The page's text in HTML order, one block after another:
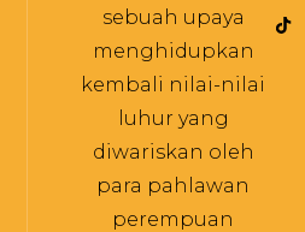
sebuah upaya
menghidupkan
kembali nilai-nilai
luhur yang
diwariskan oleh
para pahlawan
perempuan